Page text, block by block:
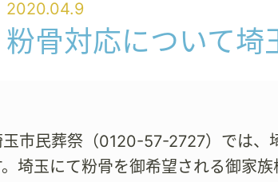
2020.04.9
粉骨対応について埼
市民葬祭（0120-57-2727）では、
。埼玉にて粉骨を御希望される御家